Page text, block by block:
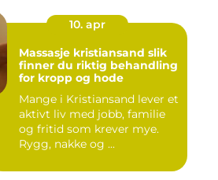
10. apr
Massasje kristiansand slik
finner du riktig behandling
for kropp og hode
Mange i Kristiansand lever et
aktivt liv med jobb, familie
og fritid som krever mye.
Rygg, nakke og ...